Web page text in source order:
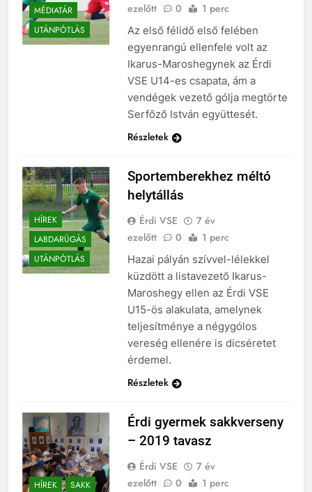
MÉDIATÁR
UTÁNPÓTLÁS
ezelőtt
0 1 perc
Az első félidő első felében
egyenrangú ellenfele volt az
Ikarus-Maroshegynek az Érdi
VSE U14-es csapata, ám a
vendégek vezető gólja megtörte
Serfőző István együttesét.
Részletek
HÍREK
LABDARÚGÁS
UTÁNPÓTLÁS
Sportemberekhez méltó
helytállás
Érdi VSE
7 év
ezelőtt
0 1 perc
Hazai pályán szívvel-lélekkel
küzdött a listavezető Ikarus-
Maroshegy ellen az Érdi VSE
U15-ös alakulata, amelynek
teljesítménye a négygólos
vereség ellenére is dicséretet
érdemel.
Részletek
HÍREK SAKK
Érdi gyermek sakkverseny
– 2019 tavasz
Érdi VSE
7 év
ezelőtt
0 1 perc